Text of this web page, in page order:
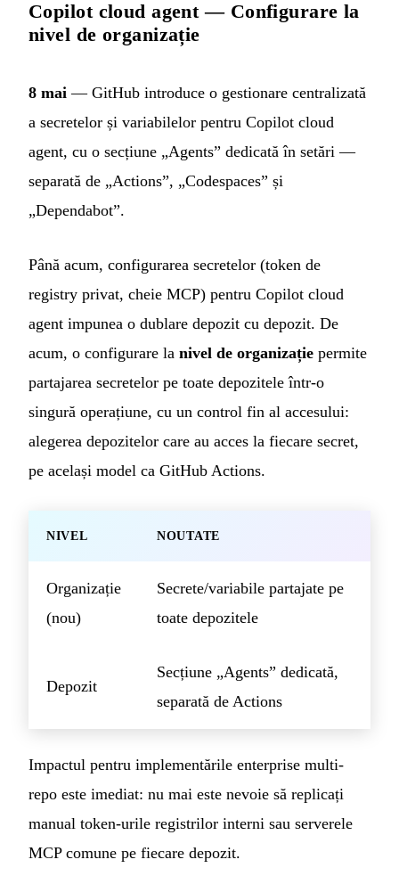
Copilot cloud agent — Configurare la
nivel de organizație
8 mai — GitHub introduce o gestionare centralizată
a secretelor și variabilelor pentru Copilot cloud
agent, cu o secțiune „Agents” dedicată în setări —
separată de „Actions”, „Codespaces” și
„Dependabot”.
Până acum, configurarea secretelor (token de
registry privat, cheie MCP) pentru Copilot cloud
agent impunea o dublare depozit cu depozit. De
acum, o configurare la nivel de organizație permite
partajarea secretelor pe toate depozitele într-o
singură operațiune, cu un control fin al accesului:
alegerea depozitelor care au acces la fiecare secret,
pe același model ca GitHub Actions.
NIVEL NOUTATE
Organizație
(nou)
Secrete/variabile partajate pe
toate depozitele
Depozit
Secțiune „Agents” dedicată,
separată de Actions
Impactul pentru implementările enterprise multi-
repo este imediat: nu mai este nevoie să replicați
manual token-urile registrilor interni sau serverele
MCP comune pe fiecare depozit.